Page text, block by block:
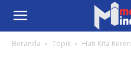
Beranda Topik Hati Kita Keren